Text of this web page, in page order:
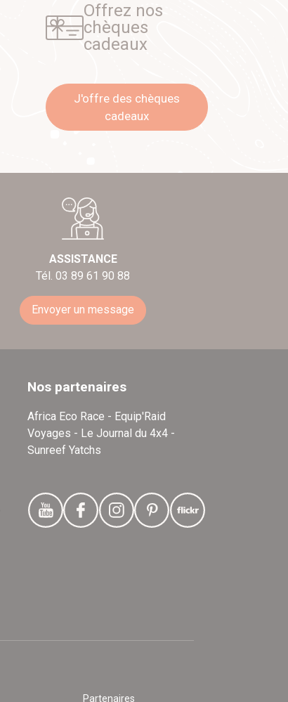
Offrez nos
chèques
cadeaux
J'offre des chèques
cadeaux
ASSISTANCE
Tél. 03 89 61 90 88
Envoyer un message
Nos partenaires
Africa Eco Race - Equip'Raid
Voyages - Le Journal du 4x4 -
Sunreef Yatchs
Partenaires